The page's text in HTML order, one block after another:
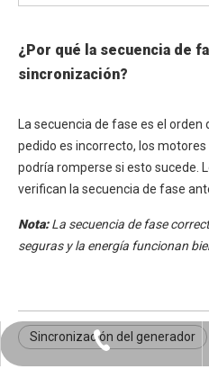
¿Por qué la secuencia de
sincronización?
La secuencia de fase es el orden
pedido es incorrecto, los
podría romperse si esto sucede.
verifican la secuencia de fase
Nota:La secuencia de fase
seguras y la energía funcionan
Sincronización del generador
+86-0731-